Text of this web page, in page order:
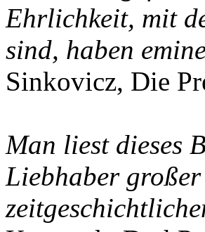
Ehrlichkeit, mit
sind, haben
Sinkovicz, Die
Man liest dieses
Liebhaber